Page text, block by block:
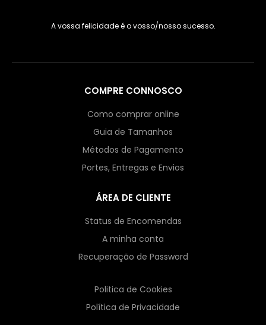
A vossa felicidade é o vosso/nosso sucesso.
COMPRE CONNOSCO
Como comprar online
Guia de Tamanhos
Métodos de Pagamento
Portes, Entregas e Envios
ÁREA DE CLIENTE
Status de Encomendas
A minha conta
Recuperação de Password
Politica de Cookies
Política de Privacidade